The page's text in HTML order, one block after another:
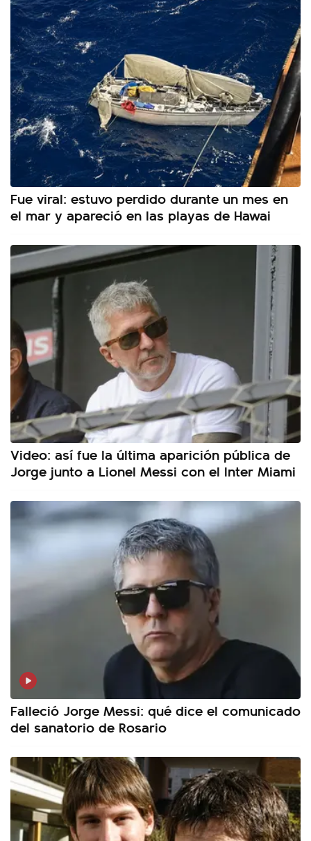
Fue viral: estuvo perdido durante un mes en
el mar y apareció en las playas de Hawai
Video: así fue la última aparición pública de
Jorge junto a Lionel Messi con el Inter Miami
Falleció Jorge Messi: qué dice el comunicado
del sanatorio de Rosario